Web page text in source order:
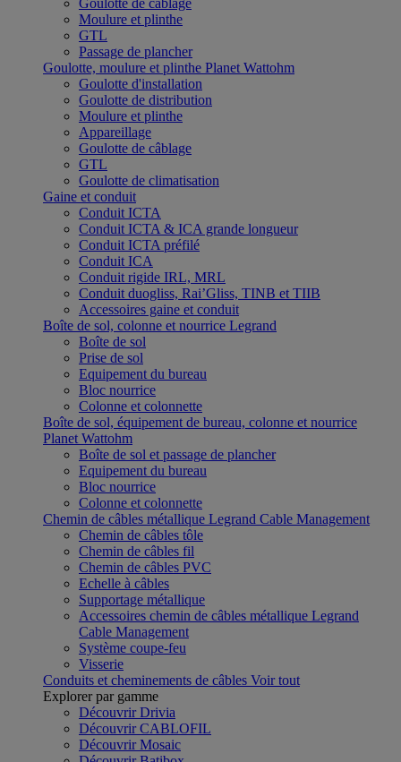
Goulotte de câblage
Moulure et plinthe
GTL
Passage de plancher
Goulotte, moulure et plinthe Planet Wattohm
Goulotte d'installation
Goulotte de distribution
Moulure et plinthe
Appareillage
Goulotte de câblage
GTL
Goulotte de climatisation
Gaine et conduit
Conduit ICTA
Conduit ICTA & ICA grande longueur
Conduit ICTA préfilé
Conduit ICA
Conduit rigide IRL, MRL
Conduit duogliss, Rai’Gliss, TINB et TIIB
Accessoires gaine et conduit
Boîte de sol, colonne et nourrice Legrand
Boîte de sol
Prise de sol
Equipement du bureau
Bloc nourrice
Colonne et colonnette
Boîte de sol, équipement de bureau, colonne et nourrice
Planet Wattohm
Boîte de sol et passage de plancher
Equipement du bureau
Bloc nourrice
Colonne et colonnette
Chemin de câbles métallique Legrand Cable Management
Chemin de câbles tôle
Chemin de câbles fil
Chemin de câbles PVC
Echelle à câbles
Supportage métallique
Accessoires chemin de câbles métallique Legrand
Cable Management
Système coupe-feu
Visserie
Conduits et cheminements de câbles Voir tout
Explorer par gamme
Découvrir Drivia
Découvrir CABLOFIL
Découvrir Mosaic